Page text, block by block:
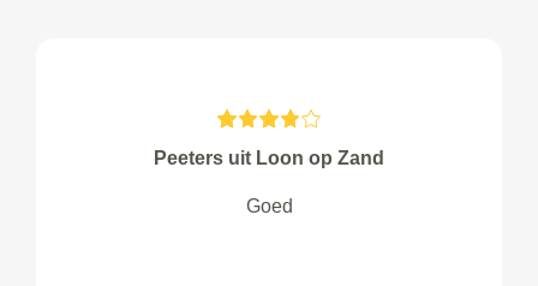
Peeters uit Loon op Zand
Goed